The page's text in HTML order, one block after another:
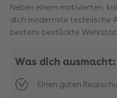
Neben einem motivierten,
dich modernste technische
bestens bestückte
Was dich ausmacht:
Einen guten